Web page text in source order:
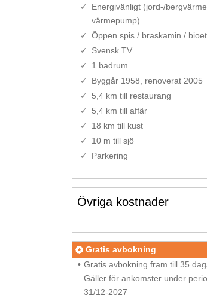
Energivänligt (jord-/
värmepump)
Öppen spis / braskamin /
Svensk TV
1 badrum
Byggår 1958, renoverat 2005
5,4 km till restaurang
5,4 km till affär
18 km till kust
10 m till sjö
Parkering
Övriga kostnader
Gratis avbokning
Gratis avbokning fram till 35
Gäller för ankomster under
31/12-2027